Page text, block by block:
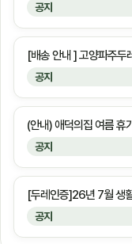
공지
공지
[배송 안내 ] 고양파주두
공지
(안내) 애덕의집 여름 휴
공지
[두레인증]26년 7월 생